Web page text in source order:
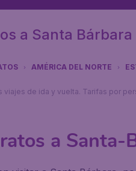
a Santa Bárbara
AMÉRICA DEL NORTE
viajes de ida y vuelta. Tarifas por
a Santa-